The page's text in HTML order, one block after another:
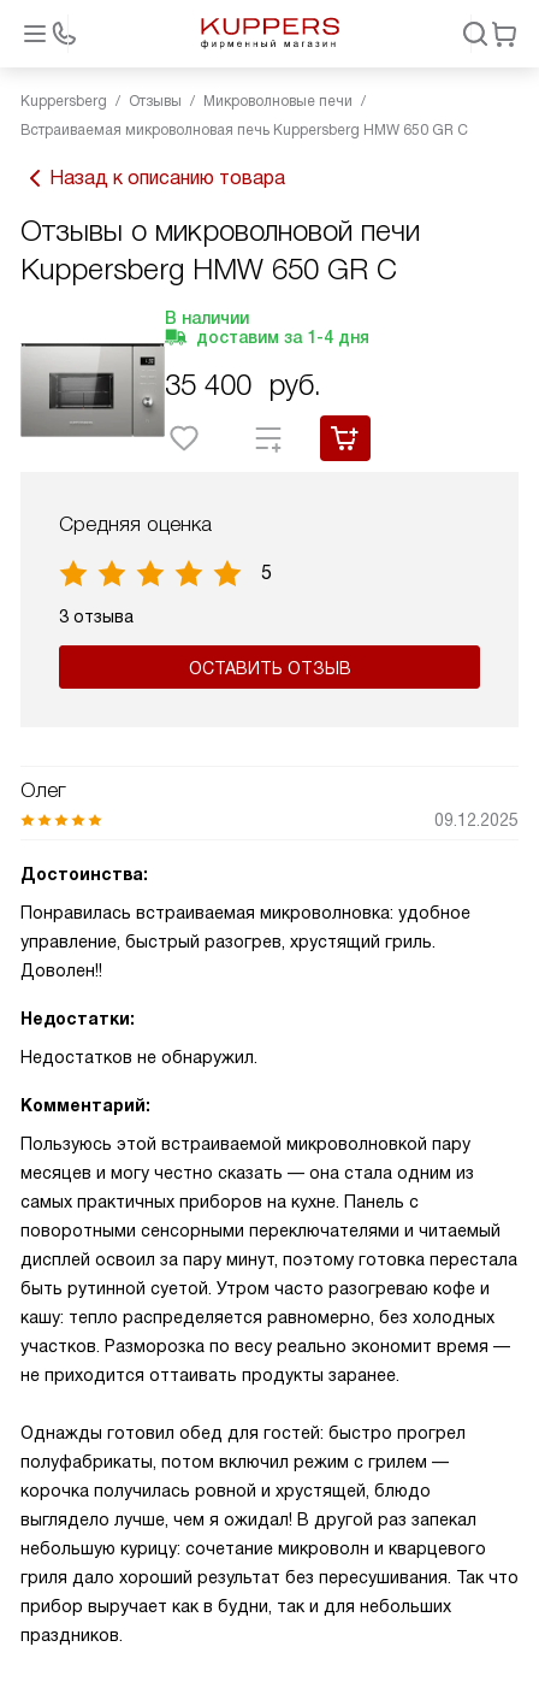
Kuppersberg Отзывы
Микроволновые печи
Встраиваемая микроволновая печь Kuppersberg HMW 650 GR C
Назад к описанию товара
Отзывы о микроволновой печи
Kuppersberg HMW 650 GR C
В наличии
доставим за 1-4 дня
35 400 руб.
Средняя оценка
5
3 отзыва
ОСТАВИТЬ ОТЗЫВ
Олег
09.12.2025
Достоинства:
Понравилась встраиваемая микроволновка: удобное
управление, быстрый разогрев, хрустящий гриль.
Доволен!!
Недостатки:
Недостатков не обнаружил.
Комментарий:
Пользуюсь этой встраиваемой микроволновкой пару
месяцев и могу честно сказать — она стала одним из
самых практичных приборов на кухне. Панель с
поворотными сенсорными переключателями и читаемый
дисплей освоил за пару минут, поэтому готовка перестала
быть рутинной суетой. Утром часто разогреваю кофе и
кашу: тепло распределяется равномерно, без холодных
участков. Разморозка по весу реально экономит время —
не приходится оттаивать продукты заранее.
Однажды готовил обед для гостей: быстро прогрел
полуфабрикаты, потом включил режим с грилем —
корочка получилась ровной и хрустящей, блюдо
выглядело лучше, чем я ожидал! В другой раз запекал
небольшую курицу: сочетание микроволн и кварцевого
гриля дало хороший результат без пересушивания. Так что
прибор выручает как в будни, так и для небольших
праздников.